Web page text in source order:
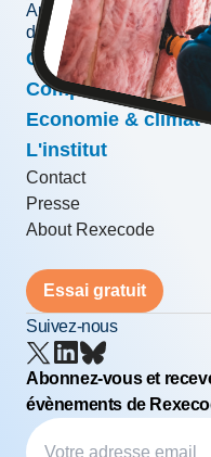
Au service de
développement des
Conjoncture &
Compétitivité &
Economie & climat
L'institut
Contact
Presse
About Rexecode
Essai gratuit
Suivez-nous
Abonnez-vous et
évènements de